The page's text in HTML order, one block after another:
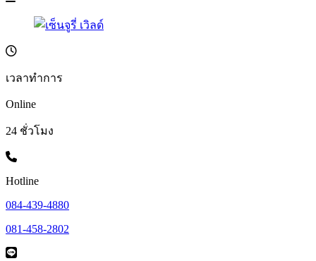
เวลาทำการ
Online
24 ชั่วโมง
Hotline
084-439-4880
081-458-2802